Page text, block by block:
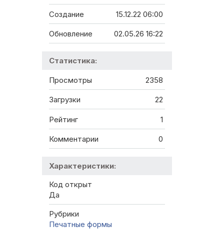
Создание 15.12.22 06:00
Обновление 02.05.26 16:22
Статистика:
Просмотры 2358
Загрузки 22
Рейтинг 1
Комментарии 0
Характеристики:
Код открыт
Да
Рубрики
Печатные формы